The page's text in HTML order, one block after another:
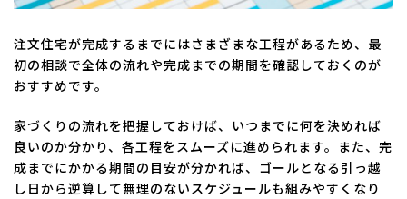
注文住宅が完成するまでにはさまざまな工程があるため、最
初の相談で全体の流れや完成までの期間を確認しておくのが
おすすめです。
家づくりの流れを把握しておけば、いつまでに何を決めれば
良いのか分かり、各工程をスムーズに進められます。また、完
成までにかかる期間の目安が分かれば、ゴールとなる引っ越
し日から逆算して無理のないスケジュールも組みやすくなり